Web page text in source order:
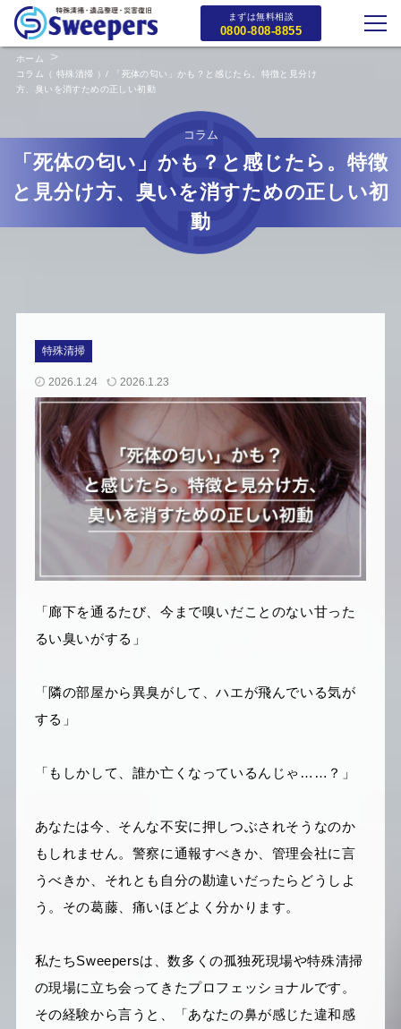
まずは無料相談
0800-808-8855
ホーム
コラム（ 特殊清掃 ）/ 「死体の匂い」かも？と感じたら。特徴と見分け
方、臭いを消すための正しい初動
コラム
「死体の匂い」かも？と感じたら。特徴
と見分け方、臭いを消すための正しい初
動
特殊清掃
2026.1.24 2026.1.23
「廊下を通るたび、今まで嗅いだことのない甘った
るい臭いがする」
「隣の部屋から異臭がして、ハエが飛んでいる気が
する」
「もしかして、誰か亡くなっているんじゃ……？」
あなたは今、そんな不安に押しつぶされそうなのか
もしれません。警察に通報すべきか、管理会社に言
うべきか、それとも自分の勘違いだったらどうしよ
う。その葛藤、痛いほどよく分かります。
私たちSweepersは、数多くの孤独死現場や特殊清掃
の現場に立ち会ってきたプロフェッショナルです。
その経験から言うと、「あなたの鼻が感じた違和感